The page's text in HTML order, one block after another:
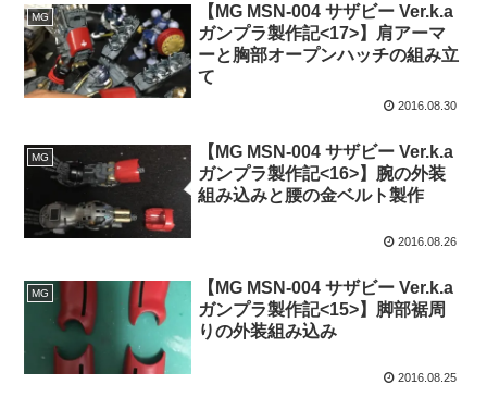
MG
【MG MSN-004 サザビー Ver.k.a
ガンプラ製作記<17>】肩アーマ
ーと胸部オープンハッチの組み立
て
2016.08.30
MG
【MG MSN-004 サザビー Ver.k.a
ガンプラ製作記<16>】腕の外装
組み込みと腰の金ベルト製作
2016.08.26
MG
【MG MSN-004 サザビー Ver.k.a
ガンプラ製作記<15>】脚部裾周
りの外装組み込み
2016.08.25